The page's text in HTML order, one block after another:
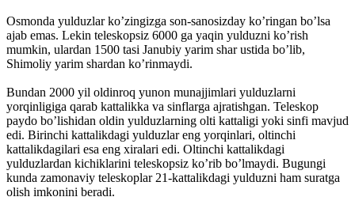
Osmonda yulduzlar ko’zingizga son-sanosizday ko’ringan bo’lsa
ajab emas. Lekin teleskopsiz 6000 ga yaqin yulduzni ko’rish
mumkin, ulardan 1500 tasi Janubiy yarim shar ustida bo’lib,
Shimoliy yarim shardan ko’rinmaydi.
Bundan 2000 yil oldinroq yunon munajjimlari yulduzlarni
yorqinligiga qarab kattalikka va sinflarga ajratishgan. Teleskop
paydo bo’lishidan oldin yulduzlarning olti kattaligi yoki sinfi mavjud
edi. Birinchi kattalikdagi yulduzlar eng yorqinlari, oltinchi
kattalikdagilari esa eng xiralari edi. Oltinchi kattalikdagi
yulduzlardan kichiklarini teleskopsiz ko’rib bo’lmaydi. Bugungi
kunda zamonaviy teleskoplar 21-kattalikdagi yulduzni ham suratga
olish imkonini beradi.